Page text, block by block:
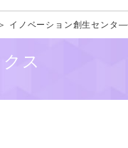
イノベーション創生センタ
ス